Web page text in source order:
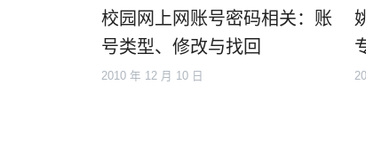
校园网上网账号密码相关：账
号类型、修改与找回
2010 年 12 月 10 日